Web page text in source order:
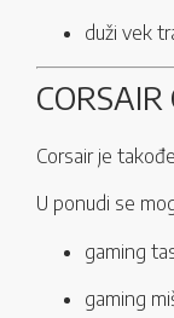
duži vek
Corsair je
U ponudi se
gaming
gaming